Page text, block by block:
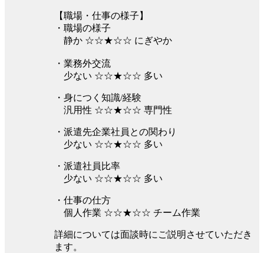
【職場・仕事の様子】
・職場の様子
静か ☆☆★☆☆ にぎやか
・業務外交流
少ない ☆☆★☆☆ 多い
・身につく知識/経験
汎用性 ☆☆★☆☆ 専門性
・派遣先企業社員との関わり
少ない ☆☆★☆☆ 多い
・派遣社員比率
少ない ☆☆★☆☆ 多い
・仕事の仕方
個人作業 ☆☆★☆☆ チーム作業
詳細については面談時にご説明させていただき
ます。